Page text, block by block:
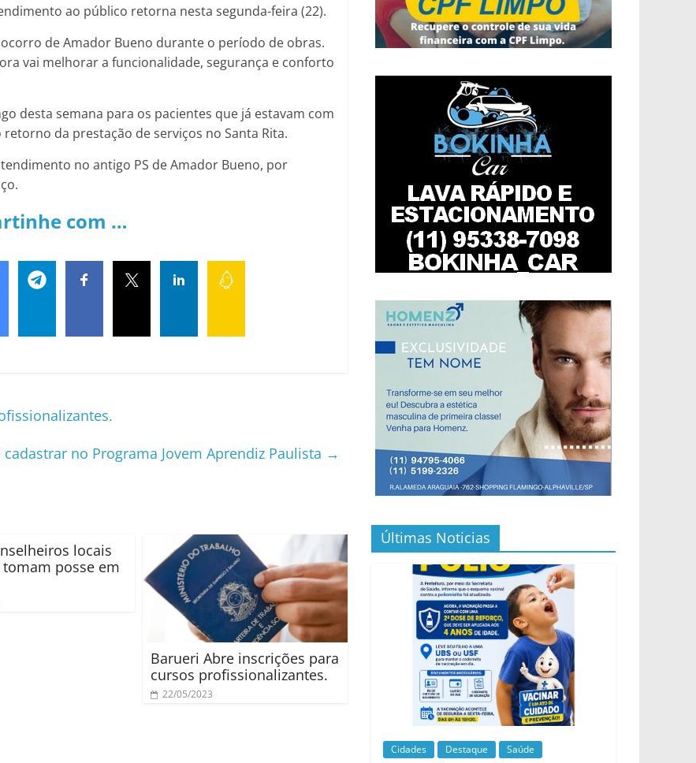
ao público retorna nesta segunda-feira (22).
de Amador Bueno durante o período de obras.
vai melhorar a funcionalidade, segurança e conforto
desta semana para os pacientes que já estavam com
da prestação de serviços no Santa Rita.
no antigo PS de Amador Bueno, por
com …
cadastrar no Programa Jovem Aprendiz Paulista →
locais
tomam posse em
Barueri Abre inscrições para
cursos profissionalizantes.
22/05/2023
Últimas Noticias
Cidades Destaque Saúde